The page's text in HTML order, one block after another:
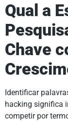
Qual a
Chave
Identificar
hacking significa
competir por